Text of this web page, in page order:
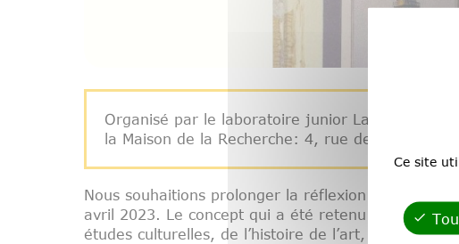
Organisé par le laboratoire junior La Trace (ED
la Maison de la Recherche: 4, rue des
Nous souhaitions prolonger la réflexion sur la
avril 2023. Le concept qui a été retenu est celui
études culturelles, de l’histoire de l’art, de
Ce site